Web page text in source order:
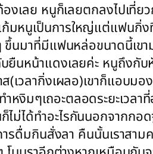
เลย หนูก็เลยตกลงไปเที่ยว
ก้มหนูเป็นการใหญ่แต่แฟนกิ่
ขึ้นมาที่มีแฟนหล่อขนาดนี้เข
นหน้าแดงเลยค่ะ หนูถึงกับหัว
(เวลากิ่งเผลอ)เขาก็แอบม
งิมๆเถอะตลอดระยะเวลา
ม่ได้ทำอะไรกันนอกจากกอ
รดื่มกินสั่งลา คืนนั้นเราสาม